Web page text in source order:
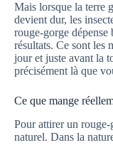
Mais lorsque la terre
devient dur, les
rouge-gorge dépense
résultats. Ce sont les
jour et juste avant la
précisément là que
Ce que mange
Pour attirer un
naturel. Dans la